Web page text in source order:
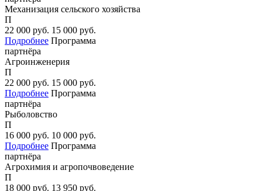
Механизация сельского хозяйства
П
22 000 руб. 15 000 руб.
Подробнее Программа
партнёра
Агроинженерия
П
22 000 руб. 15 000 руб.
Подробнее Программа
партнёра
Рыболовство
П
16 000 руб. 10 000 руб.
Подробнее Программа
партнёра
Агрохимия и агропочвоведение
П
18 000 руб. 13 950 руб.